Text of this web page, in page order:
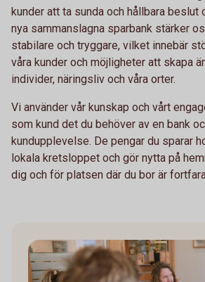
kunder att ta sunda och hållbara beslut
nya sammanslagna sparbank stärker
stabilare och tryggare, vilket innebär
våra kunder och möjlig­heter att skapa
individer, näringsliv och våra orter.
Vi använder vår kunskap och vårt
som kund det du behöver av en bank
kundupplevelse. De pengar du sparar
lokala kretsloppet och gör nytta på
dig och för platsen där du bor är